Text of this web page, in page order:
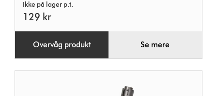
Ikke på lager p.t.
129 kr
Overvåg produkt Se mere